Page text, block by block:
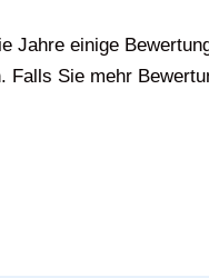
Jahre einige
Falls Sie mehr